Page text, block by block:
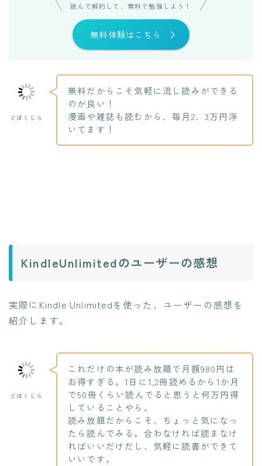
読んで解約して、無料で勉強しよう！
無料体験はこちら
どぼくじら
無料だからこそ気軽に流し読みができる
のが良い！
漫画や雑誌も読むから、毎月2、3万円浮
いてます！
KindleUnlimitedのユーザーの感想
実際にKindle Unlimitedを使った、ユーザーの感想を
紹介します。
どぼくじら
これだけの本が読み放題で月額980円は
お得すぎる。1日に1,2冊読めるから1か月
で50冊くらい読んでると思うと何万円得
していることやら。
読み放題だからこそ、ちょっと気になっ
たら読んでみる。合わなければ読まなけ
ればいいだけだし、気軽に読書ができて
いいです。